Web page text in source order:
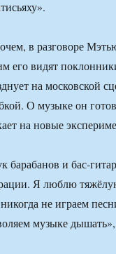
в разговоре
его видят
на московской
О музыке он
на новые
барабанов и бас-
Я люблю
не играем
музыке